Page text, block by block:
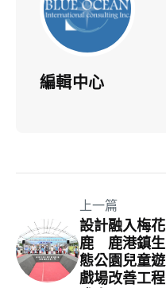
編輯中心
上一篇
設計融入梅花
鹿 鹿港鎮生
態公園兒童遊
戲場改善工程